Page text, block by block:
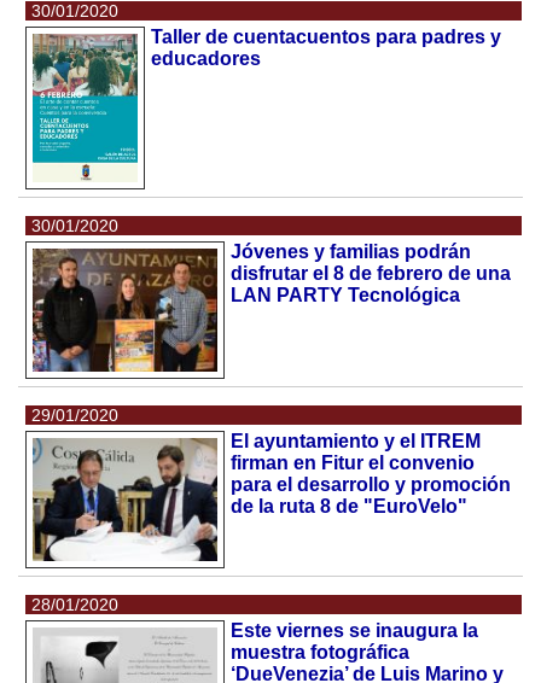
30/01/2020
Taller de cuentacuentos para padres y
educadores
30/01/2020
Jóvenes y familias podrán
disfrutar el 8 de febrero de una
LAN PARTY Tecnológica
29/01/2020
El ayuntamiento y el ITREM
firman en Fitur el convenio
para el desarrollo y promoción
de la ruta 8 de "EuroVelo"
28/01/2020
Este viernes se inaugura la
muestra fotográfica
‘DueVenezia’ de Luis Marino y